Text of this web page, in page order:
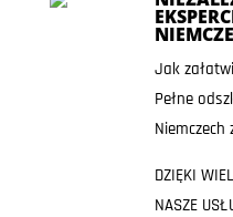
Jak
Pełne
Niemczech
DZIĘKI
NASZE